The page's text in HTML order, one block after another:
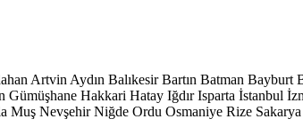
Artvin Aydın Balıkesir Bartın Batman Bayburt
Gümüşhane Hakkari Hatay Iğdır Isparta İstanbul
Muş Nevşehir Niğde Ordu Osmaniye Rize Sakarya